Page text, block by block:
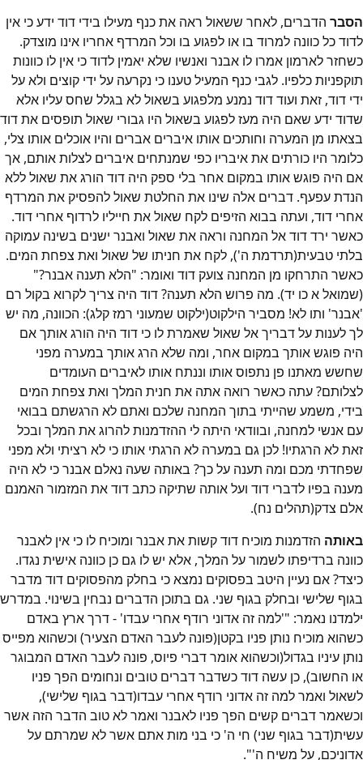
הסבר הדברים, לאחר ששאול ראה את כנף מעילו בידי דוד ידע כי אין
לדוד כל כוונה למרוד בו או לפגוע בו וכל המרדף אחריו אינו מוצדק.
כשחזר לארמון אמרו לו אבנר ואנשיו שלא יאמין לדוד כי אין לו כוונות
תוקפניות כלפיו. לגבי כנף המעיל טענו כי נקרעה על ידי קוצים ולא על
ידי דוד, זאת ועוד דוד נמנע מלפגוע בשאול לא בגלל שחס עליו אלא
שדוד ידע שאם היה מעז לפגוע בשאול היו גבורי שאול תופסים את דוד
בצאתו מן המערה וחותכים אותו איברים אברים והיו אוכלים אותו צלי,
כלומר היו כורתים את איבריו כפי שמנתחים איברים לצלות אותם, אך
אם היה פוגש אותו במקום אחר בלי ספק היה דוד הורג את שאול ללא
הנדת עפעף. דברים אלה שינו את החלטת שאול להפסיק את המרדף
אחרי דוד, ועתה בבוא הזיפים לקח שאול את חייליו לרדוף אחרי דוד.
כאשר ירד דוד אל המחנה וראה את שאול ואבנר ישנים בשינה עמוקה
בלתי טבעית(תרדמת ה'), לקח את חניתו של שאול ואת צפחת המים.
כאשר התרחקו מן המחנה צועק דוד ואומר: "הלא תענה אבנר?"
(שמואל א כו יד). מה פרוש הלא תענה? דוד היה צריך לקרוא בקול רם
'אבנר' ותו לא! מסביר הילקוט(ילקוט שמעוני רמז קלג): הכוונה, מה יש
לך לענות על דבריך אל שאול שאמרת לו כי דוד היה הורג אותך אם
היה פוגש אותך במקום אחר, ומה שלא הרג אותך במערה מפני
שחשש מאתנו פן נתפוס אותו וננתח אותו לאיברים העומדים
לצלותם? עתה כאשר רואה אתה את חנית המלך ואת צפחת המים
בידי, משמע שהייתי בתוך המחנה שלכם ואתם לא הרגשתם בבואי
עם אנשי למחנה, ובוודאי היתה לי ההזדמנות להרוג את המלך ובכל
זאת לא הרגתיו! לכן גם במערה לא הרגתי אותו כי לא רציתי ולא מפני
שפחדתי מכם ומה תענה על כך? באותה שעה נאלם אבנר כי לא היה
מענה בפיו לדברי דוד ועל אותה שתיקה כתב דוד את המזמור האמנם
אלם צדק(תהלים נח).
באותה הזדמנות מוכיח דוד קשות את אבנר ומוכיח לו כי אין לאבנר
כוונה ברדיפתו לשמור על המלך, אלא יש לו גם כן כוונה אישית נגדו.
כיצד? אם נעיין היטב בפסוקים נמצא כי בחלק מהפסוקים דוד מדבר
בגוף שלישי ובחלק בגוף שני. גם בתוכן הדברים נבחין בשינוי. במדרש
ילמדנו נאמר: "'למה זה אדוני רודף אחרי עבדו' - דרך ארץ באדם
כשהוא מוכיח נותן פניו בקטן(פונה לעבר האדם הצעיר) וכשהוא מפייס
נותן עיניו בגדול(וכשהוא אומר דברי פיוס, פונה לעבר האדם המבוגר
או החשוב), כן עשה דוד כשדבר דברים טובים ונחומים הפך פניו
לשאול ואמר למה זה אדוני רודף אחרי עבדו(דבר בגוף שלישי),
וכשאמר דברים קשים הפך פניו לאבנר ואמר לא טוב הדבר הזה אשר
עשית(דבר בגוף שני) חי ה' כי בני מות אתם אשר לא שמרתם על
אדוניכם, על משיח ה'".